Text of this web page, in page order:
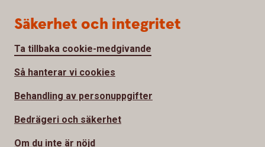
Säkerhet och integritet
Ta tillbaka cookie-medgivande
Så hanterar vi cookies
Behandling av personuppgifter
Bedrägeri och säkerhet
Om du inte är nöjd